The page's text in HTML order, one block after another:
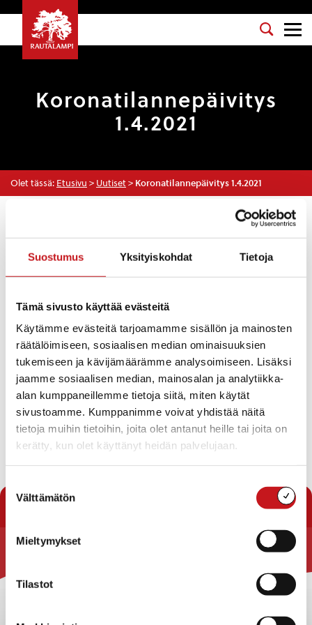
Suostumus Yksityiskohdat Tietoja
Tämä sivusto käyttää evästeitä
Käytämme evästeitä tarjoamamme sisällön ja mainosten
räätälöimiseen, sosiaalisen median ominaisuuksien
tukemiseen ja kävijämäärämme analysoimiseen. Lisäksi
jaamme sosiaalisen median, mainosalan ja analytiikka-
alan kumppaneillemme tietoja siitä, miten käytät
sivustoamme. Kumppanimme voivat yhdistää näitä
tietoja muihin tietoihin, joita olet antanut heille tai joita on
kerätty, kun olet käyttänyt heidän palvelujaan.
valinta
Välttämätön
Mieltymykset
Tilastot
Koronatilannepäivitys
1.4.2021
Olet tässä: Etusivu > Uutiset > Koronatilannepäivitys 1.4.2021
KORONAVIRUS
2.4.2021 — 18:02
Viimeisen 2 viikon aikana on todettu 3 positiivista
koronavirustapausta Sisä-Savon terveydenhuollon
kuntayhtymän alueella. Tartunnat ovat ulkomaihin
liittyviä.
Pääsiäisenä toivomme ydinperheen kesken ulkoilua ja
väkijoukkojen välttämistä. Mahdolliset sukulaisvierailut
vain aivan terveinä ja harkitusti. Muistetaan maskin
käyttö, etäisyydet ja käsihygienia.
Yhteystiedot